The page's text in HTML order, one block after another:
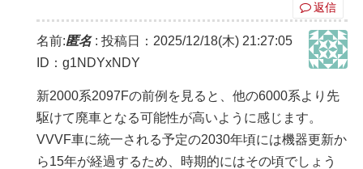
返信
名前:匿名: 投稿日：2025/12/18(木) 21:27:05
ID：g1NDYxNDY
新2000系2097Fの前例を見ると、他の6000系より先
駆けて廃車となる可能性が高いように感じます。
VVVF車に統一される予定の2030年頃には機器更新か
ら15年が経過するため、時期的にはその頃でしょう